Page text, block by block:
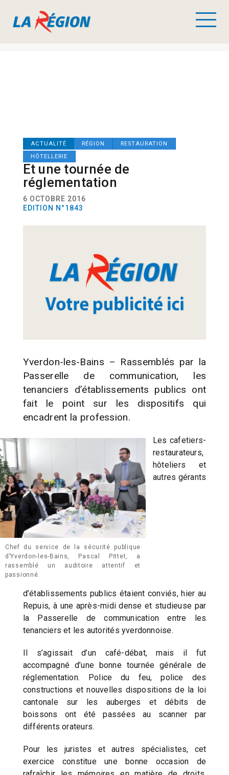
ACTUALITÉ RÉGION
RESTAURATION
HÔTELLERIE
Et une tournée de
réglementation
6 OCTOBRE 2016
EDITION N°1843
Yverdon-les-Bains – Rassemblés par la
Passerelle de communication, les
tenanciers d’établissements publics ont
fait le point sur les dispositifs qui
encadrent la profession.
Chef du service de la sécurité publique
d’Yverdon-les-Bains, Pascal Pittet, a
rassemblé un auditoire attentif et
passionné.
Les cafetiers-
restaurateurs,
hôteliers et
autres gérants
d’établissements publics étaient conviés, hier au
Repuis, à une après-midi dense et studieuse par
la Passerelle de communication entre les
tenanciers et les autorités yverdonnoise.
Il s’agissait d’un café-débat, mais il fut
accompagné d’une bonne tournée générale de
réglementation. Police du feu, police des
constructions et nouvelles dispositions de la loi
cantonale sur les auberges et débits de
boissons ont été passées au scanner par
différents orateurs.
Pour les juristes et autres spécialistes, cet
exercice constitue une bonne occasion de